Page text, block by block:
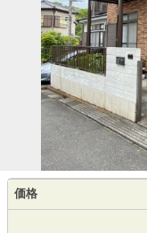
価格